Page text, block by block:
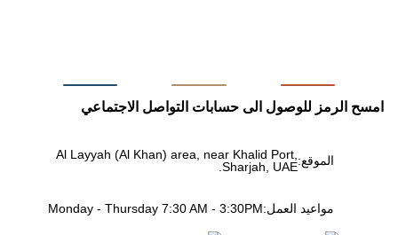
امسح الرمز للوصول الى حسابات التواصل الاجتماعي
الموقع:Al Layyah (Al Khan) area, near Khalid Port,
Sharjah, UAE.
مواعيد العمل:Monday - Thursday 7:30 AM - 3:30PM